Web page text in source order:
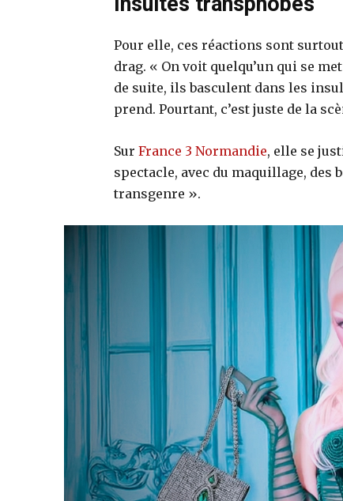
Pour elle, ces réactions sont
drag. « On voit quelqu’un qui se
de suite, ils basculent dans les
prend. Pourtant, c’est juste de la
Sur France 3 Normandie, elle se
spectacle, avec du maquillage, des
transgenre ».